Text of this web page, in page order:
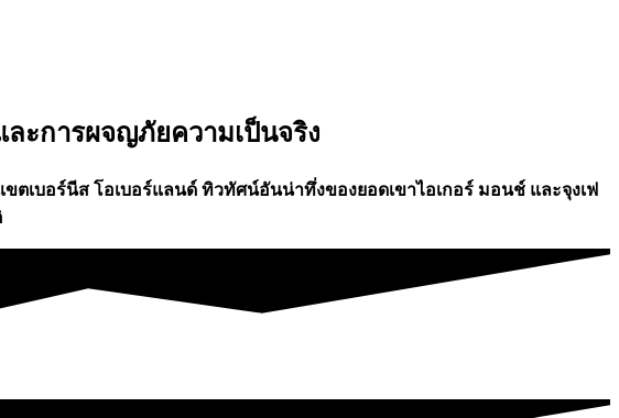
ละการผจญภัยความเป็นจริง
เบอร์นีส โอเบอร์แลนด์ ทิวทัศน์อันน่าทึ่งของยอดเขาไอเกอร์ มอนช์ และจุงเฟ